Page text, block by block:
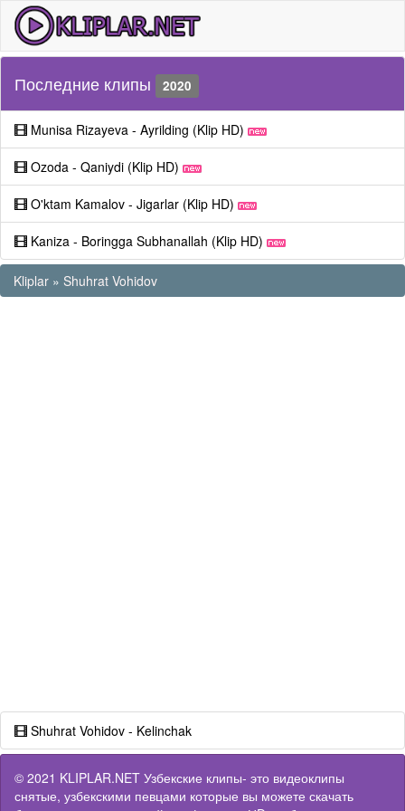
Последние клипы 2020
Munisa Rizayeva - Ayrilding (Klip HD)
Ozoda - Qaniydi (Klip HD)
O'ktam Kamalov - Jigarlar (Klip HD)
Kaniza - Boringga Subhanallah (Klip HD)
Kliplar » Shuhrat Vohidov
Shuhrat Vohidov - Kelinchak
© 2021 KLIPLAR.NET Узбекские клипы- это видеоклипы
снятые, узбекскими певцами которые вы можете скачать